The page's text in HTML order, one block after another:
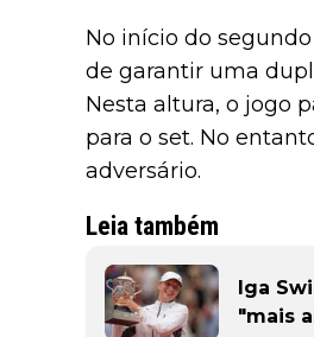
No início do
de garantir uma
Nesta altura, o jogo
para o set. No
adversário.
Leia também
Iga
"mais